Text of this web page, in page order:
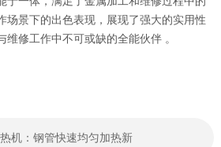
场景下的出色表现，展现了强大的实用性
修工作中不可或缺的全能伙伴 。
机：钢管快速均匀加热新